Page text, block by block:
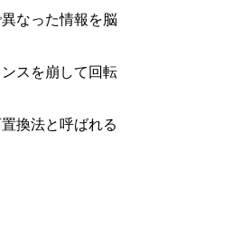
なった情報を脳
スを崩して回転
換法と呼ばれる